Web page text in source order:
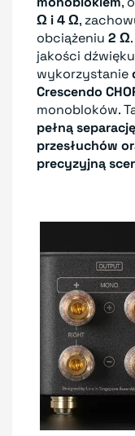
Ω i 4 Ω,
obciążeniu 2 Ω
jakości
wykorzystanie
Crescendo
monobloków.
pełną
przesłuchów
precyzyjną